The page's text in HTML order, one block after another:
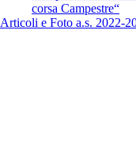
corsa Campestre“
Articoli e Foto a.s. 2022-